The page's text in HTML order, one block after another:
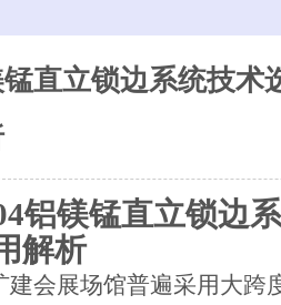
直立锁边系统技术
铝镁锰直立锁边
解析
会展场馆普遍采用大跨